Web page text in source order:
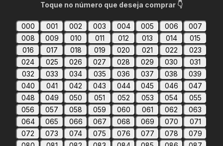
Toque no número que deseja comprar 👇
000 001 002 003 004 005 006
007
008
009 010 011 012 013 014
015
016
017 018 019 020 021 022
023
024
025 026 027 028 029 030
031
032
033 034 035 036 037 038
039
040
041 042 043 044 045 046
047
048
049 050 051 052 053 054
055
056
057 058 059 060 061 062
063
064
065 066 067 068 069 070
071
072
073 074 075 076 077 078
079